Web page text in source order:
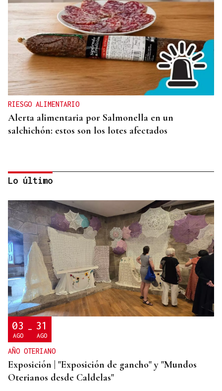
RIESGO ALIMENTARIO
Alerta alimentaria por Salmonella en un
salchichón: estos son los lotes afectados
CAUSA DE ALERGIA GRAVE
Picaduras de avispas y abejas: cuándo una reacción
puede poner en riesgo tu vida
Lo último
03
AGO - 31
AGO
AÑO OTERIANO
Exposición | "Exposición de gancho" y "Mundos
Oterianos desde Caldelas"